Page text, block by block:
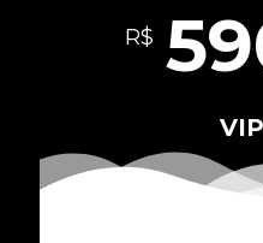
R$